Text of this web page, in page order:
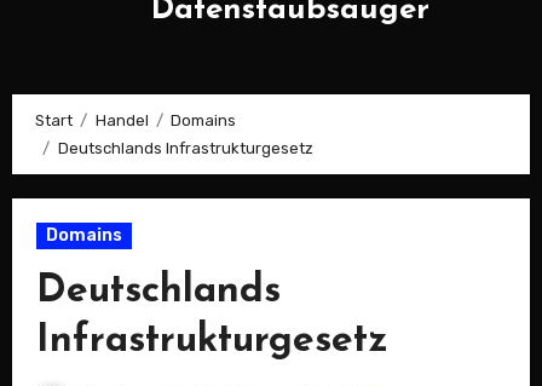
Datenstaubsauger
Start Handel
Domains
Deutschlands Infrastrukturgesetz
Domains
Deutschlands
Infrastrukturgesetz